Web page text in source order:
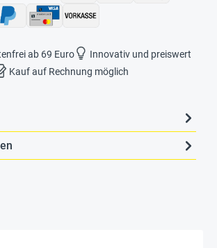
ab 69 Euro
Innovativ und preiswert
Kauf auf Rechnung möglich